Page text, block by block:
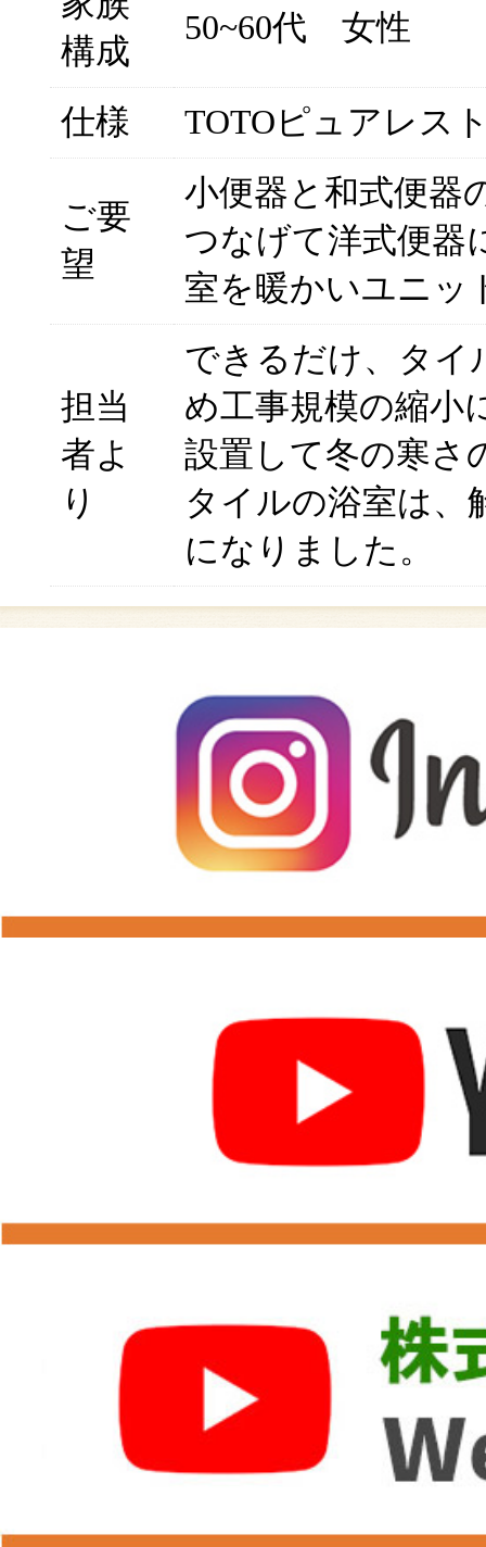
構成
50~60代 女性
仕様 TOTOピュアレス
ご要
望
小便器と和式便器
つなげて洋式便器
室を暖かいユニッ
担当
者よ
り
できるだけ、タイ
め工事規模の縮小
設置して冬の寒さ
タイルの浴室は、
になりました。